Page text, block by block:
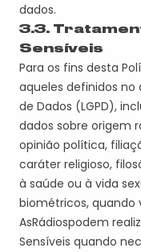
dados.
3.3.
Sensíveis
Para os fins desta
aqueles definidos no
de Dados (LGPD),
dados sobre origem
opinião política,
caráter religioso,
à saúde ou à vida
biométricos, quando
AsRádiospodem
Sensíveis quando